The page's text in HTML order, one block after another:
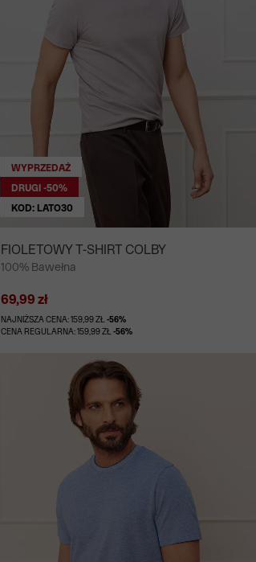
WYPRZEDAŻ
DRUGI -50%
KOD: LATO30
FIOLETOWY T-SHIRT COLBY
100% Bawełna
69,99 zł
NAJNIŻSZA CENA: 159,99 ZŁ-56%
CENA REGULARNA: 159,99 ZŁ-56%